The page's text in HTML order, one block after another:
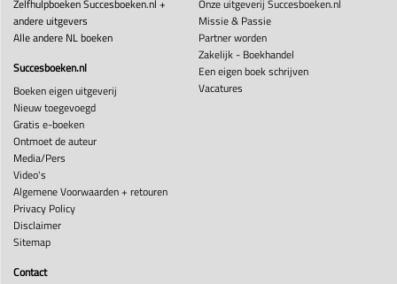
Zelfhulpboeken Succesboeken.nl +
andere uitgevers
Alle andere NL boeken
Succesboeken.nl
Boeken eigen uitgeverij
Nieuw toegevoegd
Gratis e-boeken
Ontmoet de auteur
Media/Pers
Video's
Algemene Voorwaarden + retouren
Privacy Policy
Disclaimer
Sitemap
Onze uitgeverij Succesboeken.nl
Missie & Passie
Partner worden
Zakelijk - Boekhandel
Een eigen boek schrijven
Vacatures
Contact